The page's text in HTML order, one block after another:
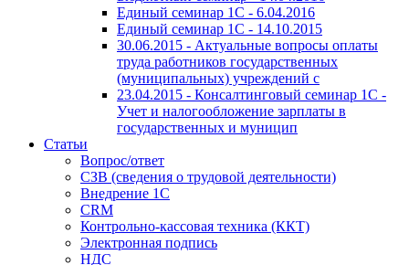
Единый семинар 1С - 6.04.2016
Единый семинар 1С - 14.10.2015
30.06.2015 - Актуальные вопросы оплаты
труда работников государственных
(муниципальных) учреждений с
23.04.2015 - Консалтинговый семинар 1С -
Учет и налогообложение зарплаты в
государственных и муницип
Статьи
Вопрос/ответ
СЗВ (сведения о трудовой деятельности)
Внедрение 1С
CRM
Контрольно-кассовая техника (ККТ)
Электронная подпись
НДС